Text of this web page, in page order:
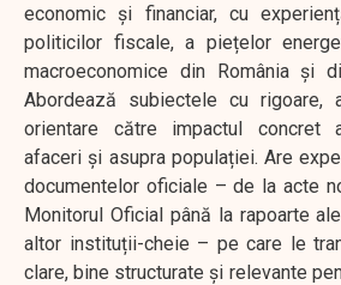
economic și financiar, cu
politicilor fiscale, a piețelor
macroeconomice din România și
Abordează subiectele cu rigoare,
orientare către impactul concret
afaceri și asupra populației. Are
documentelor oficiale – de la acte
Monitorul Oficial până la rapoarte
altor instituții-cheie – pe care le
clare, bine structurate și relevante